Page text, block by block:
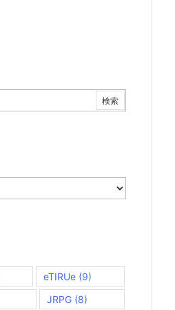
eTIRUe (9)
JRPG(8)